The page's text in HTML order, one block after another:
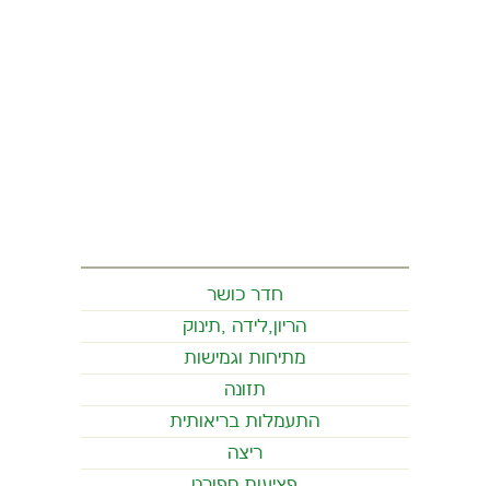
חדר כושר
הריון,לידה ,תינוק
מתיחות וגמישות
תזונה
התעמלות בריאותית
ריצה